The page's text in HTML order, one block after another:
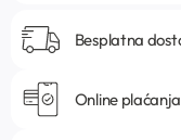
Besplatna
Online